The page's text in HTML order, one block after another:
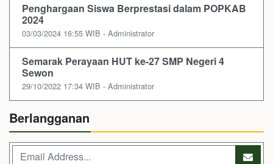
Penghargaan Siswa Berprestasi dalam POPKAB
2024
03/03/2024 16:55 WIB - Administrator
Semarak Perayaan HUT ke-27 SMP Negeri 4
Sewon
29/10/2022 17:34 WIB - Administrator
Berlangganan